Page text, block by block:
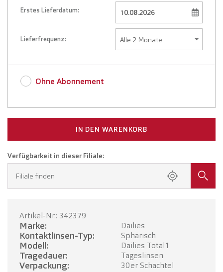
Erstes Lieferdatum:
Lieferfrequenz:
Ohne Abonnement
IN DEN WARENKORB
Verfügbarkeit in dieser Filiale:
Filiale finden
Artikel-Nr.: 342379
Marke: Dailies
Kontaktlinsen-Typ: Sphärisch
Modell: Dailies Total1
Tragedauer: Tageslinsen
Verpackung: 30er Schachtel